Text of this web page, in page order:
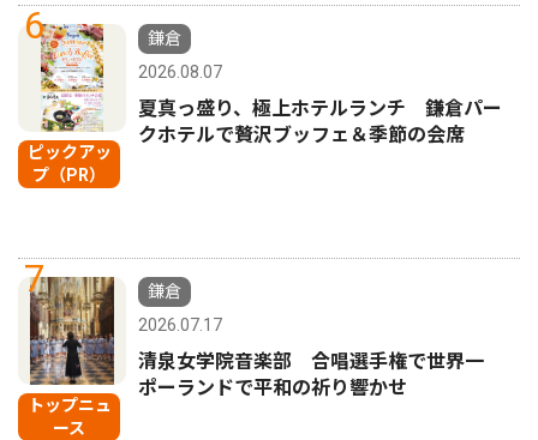
6
ピックアッ
プ（PR）
鎌倉
2026.08.07
夏真っ盛り、極上ホテルランチ 鎌倉パー
クホテルで贅沢ブッフェ＆季節の会席
7
トップニュ
ース
鎌倉
2026.07.17
清泉女学院音楽部 合唱選手権で世界一
ポーランドで平和の祈り響かせ